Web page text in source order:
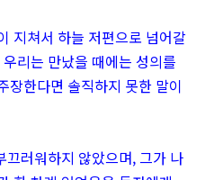
지쳐서 하늘 저편으로 넘어갈
리는 만났을 때에는 성의를
장한다면 솔직하지 못한 말이
끄러워하지 않았으며, 그가 나